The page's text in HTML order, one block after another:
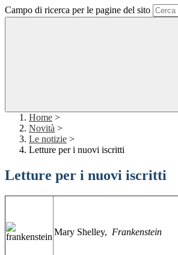
Campo di ricerca per le pagine del sito
Home >
Novità >
Le notizie >
Letture per i nuovi iscritti
Letture per i nuovi iscritti
Mary Shelley, Frankenstein